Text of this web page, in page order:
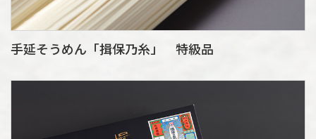
手延そうめん「揖保乃糸」 特級品